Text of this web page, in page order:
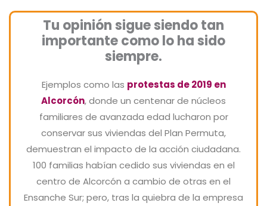
Tu opinión sigue siendo tan
importante como lo ha sido
siempre.
Ejemplos como las protestas de 2019 en
Alcorcón, donde un centenar de núcleos
familiares de avanzada edad lucharon por
conservar sus viviendas del Plan Permuta,
demuestran el impacto de la acción ciudadana.
100 familias habían cedido sus viviendas en el
centro de Alcorcón a cambio de otras en el
Ensanche Sur; pero, tras la quiebra de la empresa